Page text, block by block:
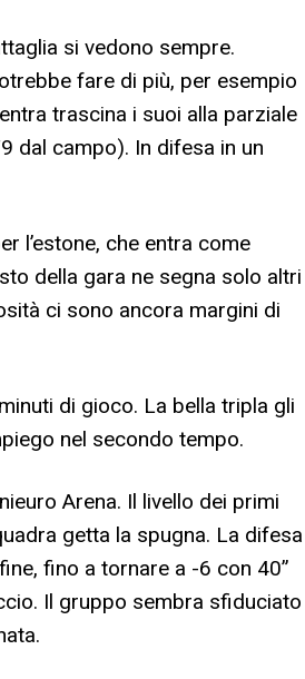
si vedono sempre.
fare di più, per esempio
trascina i suoi alla parziale
dal campo). In difesa in un
l’estone, che entra come
della gara ne segna solo altri
ci sono ancora margini di
di gioco. La bella tripla gli
nel secondo tempo.
Arena. Il livello dei primi
getta la spugna. La difesa
fino a tornare a -6 con 40”
Il gruppo sembra sfiduciato